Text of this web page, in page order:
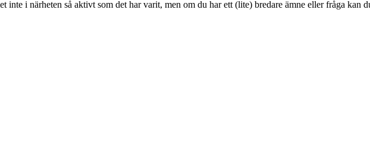
i närheten så aktivt som det har varit, men om du har ett (lite) bredare ämne eller fråga kan